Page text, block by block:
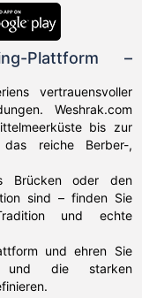
Plattform –
vertrauensvoller
Weshrak.com
bis zur
das reiche Berber-,
Brücken oder den
sind – finden Sie
und echte
und ehren Sie
und die starken